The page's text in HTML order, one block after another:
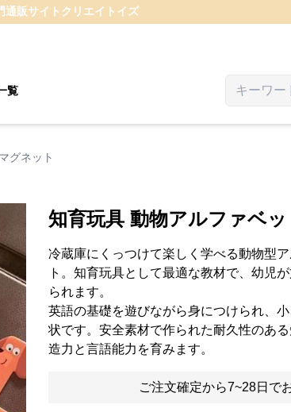
通販サイト クリエイトイズ
覧
グネット
知育玩具 動物アルファベ
冷蔵庫にくっつけて楽しく学べる動物型
ト。知育玩具として最適な教材で、幼児
られます。
英語の基礎を遊びながら身につけられ、
状です。安全素材で作られた耐久性のあ
造力と言語能力を育みます。
ご注文確定から7~28日で